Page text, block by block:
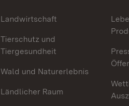
Landwirtschaft
Tierschutz und
Tiergesundheit
Wald und Naturerlebnis
Ländlicher Raum